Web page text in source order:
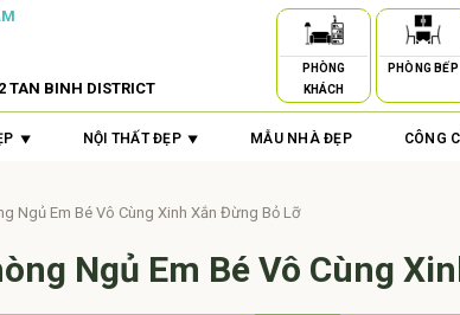
TAN BINH DISTRICT
PHÒNG
KHÁCH
PHÒNG BẾP
NỘI THẤT ĐẸP MẪU NHÀ ĐẸP CÔNG
Ngủ Em Bé Vô Cùng Xinh Xắn Đừng Bỏ Lỡ
Ngủ Em Bé Vô Cùng